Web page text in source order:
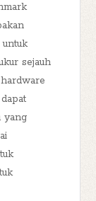
untuk
sejauh
yang